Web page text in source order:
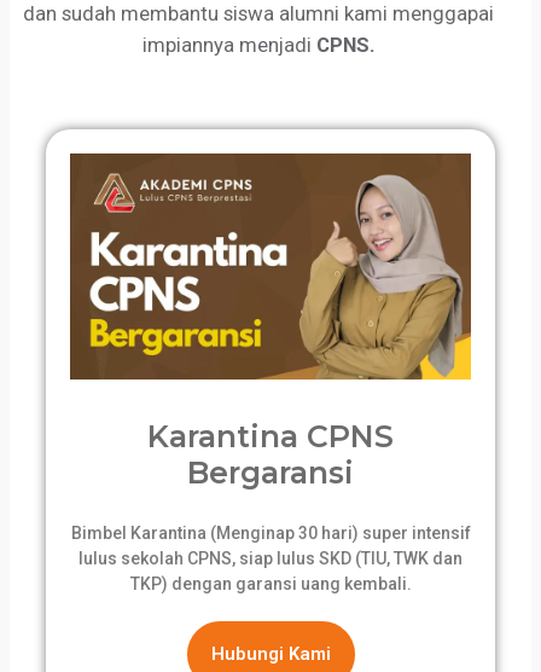
dan sudah membantu siswa alumni kami menggapai
impiannya menjadi CPNS.
Karantina CPNS
Bergaransi
Bimbel Karantina (Menginap 30 hari) super intensif
lulus sekolah CPNS, siap lulus SKD (TIU, TWK dan
TKP) dengan garansi uang kembali.
Hubungi Kami